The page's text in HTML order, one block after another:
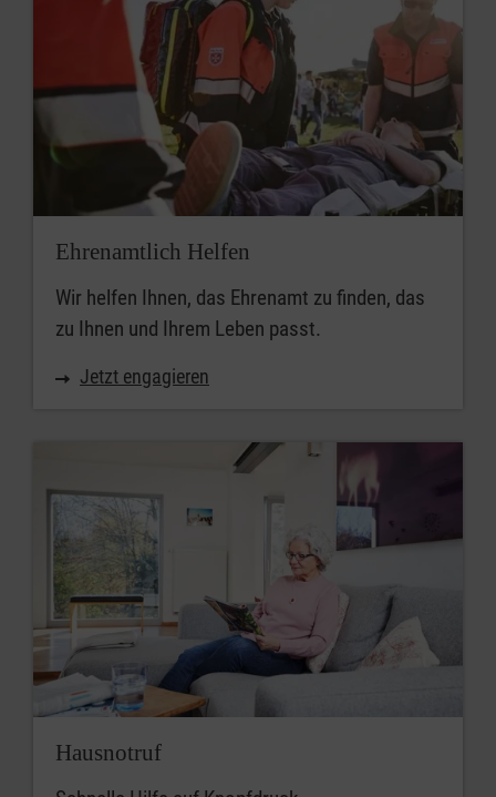
Ehrenamtlich Helfen
Wir helfen Ihnen, das Ehrenamt zu finden, das
zu Ihnen und Ihrem Leben passt.
Jetzt engagieren
Hausnotruf